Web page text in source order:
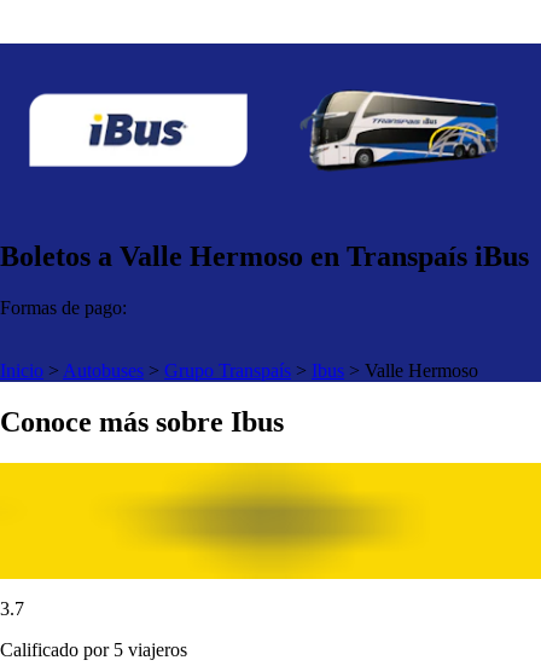
Boletos a Valle Hermoso en Transpaís iBus
Formas de pago:
Inicio > Autobuses > Grupo Transpaís > Ibus > Valle Hermoso
Conoce más sobre Ibus
3.7
Calificado por 5 viajeros